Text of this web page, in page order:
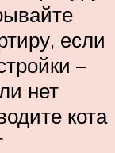
если
–
нет
кота